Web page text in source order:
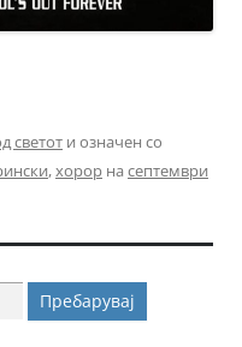
светот и означен со
,хорор на септември